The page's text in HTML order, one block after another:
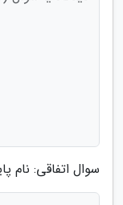
سوال اتفاقی: نام